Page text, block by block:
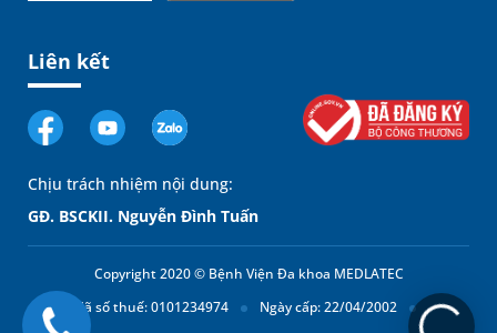
Liên kết
Chịu trách nhiệm nội dung:
GĐ. BSCKII. Nguyễn Đình Tuấn
Copyright 2020 © Bệnh Viện Đa khoa MEDLATEC
Mã số thuế: 0101234974
Ngày cấp: 22/04/2002